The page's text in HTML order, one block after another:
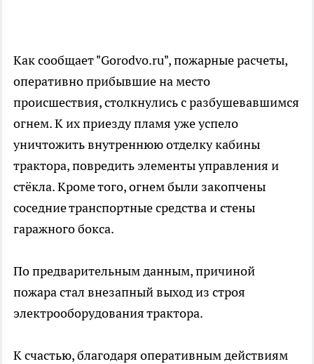
Как сообщает "Gorodvo.ru", пожарные расчеты,
оперативно прибывшие на место
происшествия, столкнулись с разбушевавшимся
огнем. К их приезду пламя уже успело
уничтожить внутреннюю отделку кабины
трактора, повредить элементы управления и
стёкла. Кроме того, огнем были закопчены
соседние транспортные средства и стены
гаражного бокса.
По предварительным данным, причиной
пожара стал внезапный выход из строя
электрооборудования трактора.
К счастью, благодаря оперативным действиям